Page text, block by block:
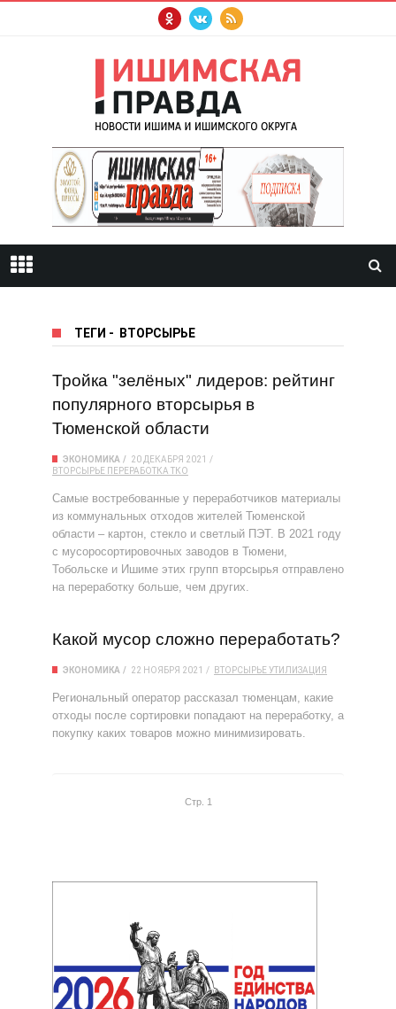
ТЕГИ - ВТОРСЫРЬЕ
Тройка "зелёных" лидеров: рейтинг
популярного вторсырья в
Тюменской области
ЭКОНОМИКА
20 ДЕКАБРЯ 2021
ВТОРСЫРЬЕ ПЕРЕРАБОТКА ТКО
Самые востребованные у переработчиков материалы
из коммунальных отходов жителей Тюменской
области – картон, стекло и светлый ПЭТ. В 2021 году
с мусоросортировочных заводов в Тюмени,
Тобольске и Ишиме этих групп вторсырья отправлено
на переработку больше, чем других.
Какой мусор сложно переработать?
ЭКОНОМИКА 22 НОЯБРЯ 2021 ВТОРСЫРЬЕУТИЛИЗАЦИЯ
Региональный оператор рассказал тюменцам, какие
отходы после сортировки попадают на переработку, а
покупку каких товаров можно минимизировать.
Стр. 1